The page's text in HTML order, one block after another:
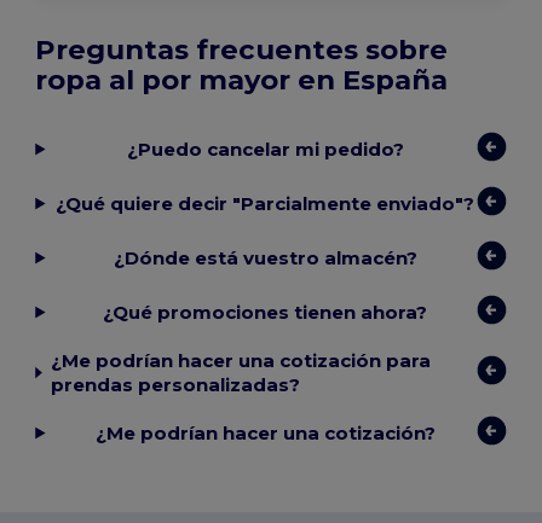
Preguntas frecuentes sobre
ropa al por mayor en España
¿Puedo cancelar mi pedido?
¿Qué quiere decir "Parcialmente enviado"?
¿Dónde está vuestro almacén?
¿Qué promociones tienen ahora?
¿Me podrían hacer una cotización para
prendas personalizadas?
¿Me podrían hacer una cotización?